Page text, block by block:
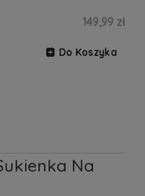
149,99 zł
Do Koszyka
Na